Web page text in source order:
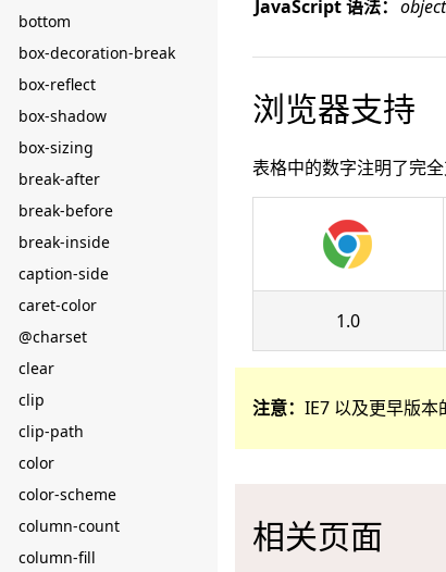
bottom
box-decoration-break
box-reflect
box-shadow
box-sizing
break-after
break-before
break-inside
caption-side
caret-color
@charset
clear
clip
clip-path
color
color-scheme
column-count
column-fill
JavaScript 语法： object
浏览器支持
表格中的数字注明了完
1.0
注意： IE7 以及更早版
相关页面